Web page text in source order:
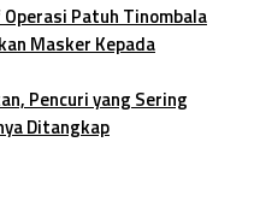
Patuh Tinombala
Masker Kepada
Pencuri yang Sering
Ditangkap